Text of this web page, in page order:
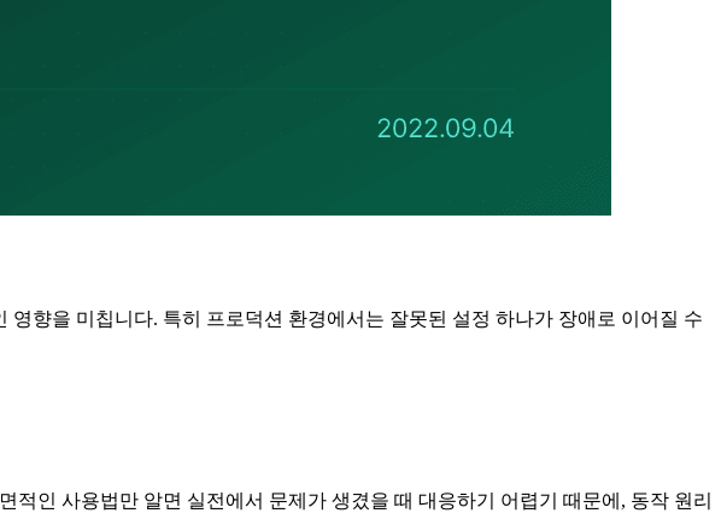
향을 미칩니다. 특히 프로덕션 환경에서는 잘못된 설정 하나가 장애로 이어질 수
인 사용법만 알면 실전에서 문제가 생겼을 때 대응하기 어렵기 때문에, 동작 원리